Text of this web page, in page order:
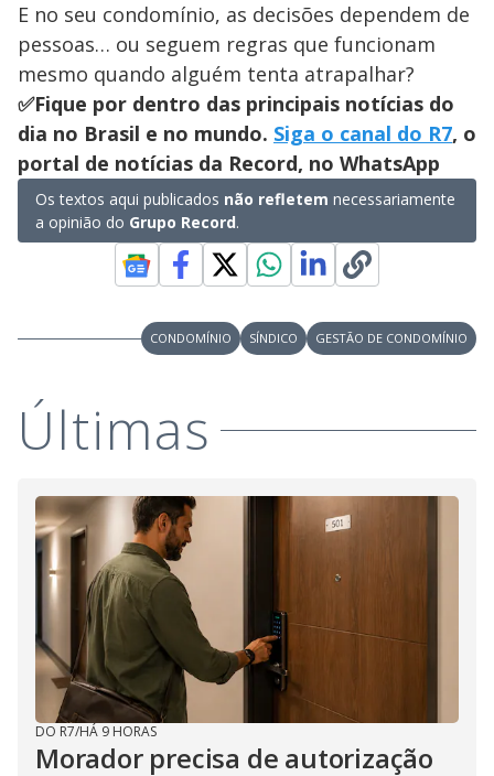
E no seu condomínio, as decisões dependem de
pessoas… ou seguem regras que funcionam
mesmo quando alguém tenta atrapalhar?
✅Fique por dentro das principais notícias do
dia no Brasil e no mundo. Siga o canal do R7, o
portal de notícias da Record, no WhatsApp
Os textos aqui publicados não refletem necessariamente
a opinião do Grupo Record.
CONDOMÍNIO SÍNDICO GESTÃO DE CONDOMÍNIO
Últimas
DO R7/HÁ 9 HORAS
Morador precisa de autorização